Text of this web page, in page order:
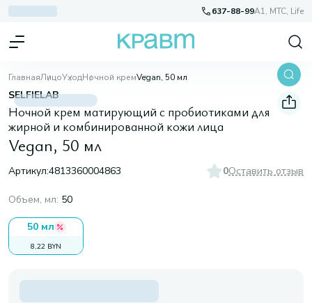
637-88-99A1, МТС, Life
ГлавнаяЛицоУходНочной кремVegan, 50 мл
SELFIELAB
Ночной крем матирующий с пробиотиками для
жирной и комбинированной кожи лица
Vegan, 50 мл
Артикул:4813360004863 0Оставить отзыв
Объем, мл: 50
50 мл
8,22 BYN